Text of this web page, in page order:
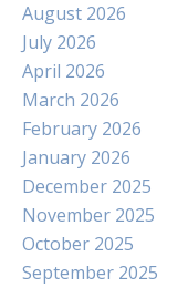
August 2026
July 2026
April 2026
March 2026
February 2026
January 2026
December 2025
November 2025
October 2025
September 2025